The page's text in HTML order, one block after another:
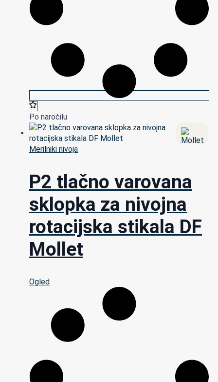
Po naročilu
Merilniki nivoja
P2 tlačno varovana
sklopka za nivojna
rotacijska stikala DF
Mollet
Ogled